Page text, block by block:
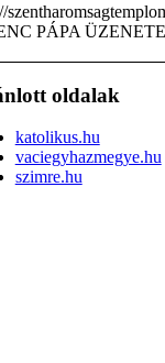
PÁPA
oldalak
katolikus.hu
vaciegyhazmegye.hu
szimre.hu